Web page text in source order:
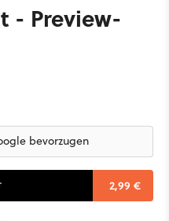
- Preview-
bevorzugen
2,99 €